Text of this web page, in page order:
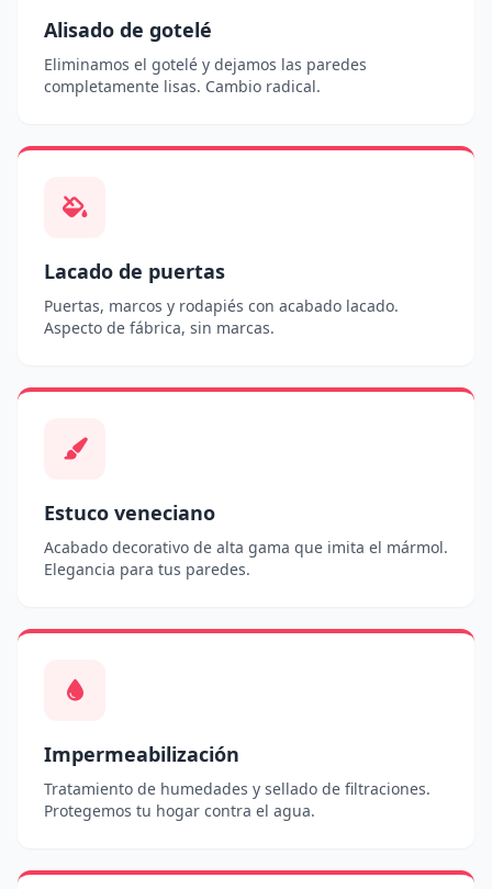
Alisado de gotelé
Eliminamos el gotelé y dejamos las paredes
completamente lisas. Cambio radical.
Lacado de puertas
Puertas, marcos y rodapiés con acabado lacado.
Aspecto de fábrica, sin marcas.
Estuco veneciano
Acabado decorativo de alta gama que imita el mármol.
Elegancia para tus paredes.
Impermeabilización
Tratamiento de humedades y sellado de filtraciones.
Protegemos tu hogar contra el agua.